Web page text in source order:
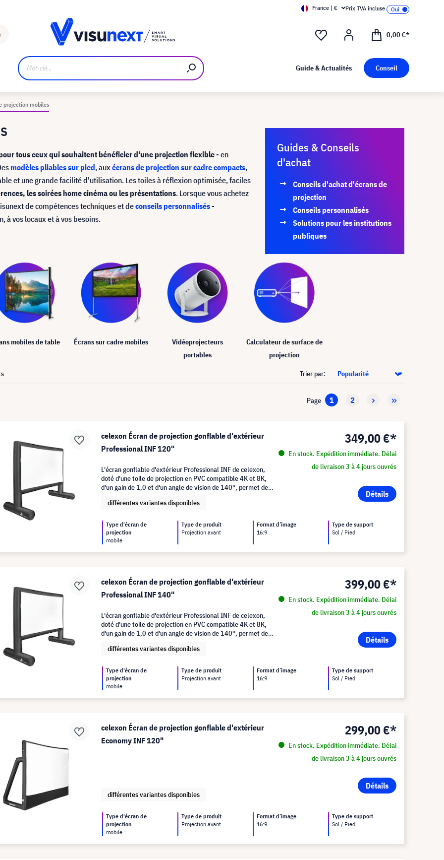
France | € Prix TVA incluse
0,00 €*
Guide & Actualités Conseil
projection mobiles
tous ceux qui souhaitent bénéficier d'une projection flexible- en
modèles pliables sur pied, auxécrans de projection sur cadre compacts,
et une grande facilité d'utilisation. Les toiles à réflexion optimisée, faciles
les soirées home cinéma ou les présentations. Lorsque vous achetez
de compétences techniques et deconseils personnalisés-
vos locaux et à vos besoins.
Guides & Conseils
d'achat
Conseils d'achat d'écrans de
projection
Conseils personnalisés
Solutions pour les institutions
publiques
mobiles de table Écrans sur cadre mobiles
Vidéoprojecteurs
portables
Calculateur de surface de
projection
Trier par:
Page 1 2
celexon Écran de projection gonflable d'extérieur
Professional INF 120"
349,00 €*
En stock. Expédition immédiate. Délai
de livraison 3 à 4 jours ouvrés
Détails
L'écran gonflable d'extérieur Professional INF de celexon,
doté d'une toile de projection en PVC compatible 4K et 8K,
d'un gain de 1,0 et d'un angle de vision de 140°, permet de
jardin.
différentes variantes disponibles
Type d'écran de
projection
mobile
Type de produit
Projection avant
Format d’image
16:9
Type de support
Sol / Pied
celexon Écran de projection gonflable d'extérieur
Professional INF 140"
399,00 €*
En stock. Expédition immédiate. Délai
de livraison 3 à 4 jours ouvrés
Détails
L'écran gonflable d'extérieur Professional INF de celexon,
doté d'une toile de projection en PVC compatible 4K et 8K,
d'un gain de 1,0 et d'un angle de vision de 140°, permet de
votre jardin.
différentes variantes disponibles
Type d'écran de
projection
mobile
Type de produit
Projection avant
Format d’image
16:9
Type de support
Sol / Pied
celexon Écran de projection gonflable d'extérieur
Economy INF 120"
299,00 €*
En stock. Expédition immédiate. Délai
de livraison 3 à 4 jours ouvrés
Détails
différentes variantes disponibles
Type d'écran de
projection
mobile
Type de produit
Projection avant
Format d’image
16:9
Type de support
Sol / Pied